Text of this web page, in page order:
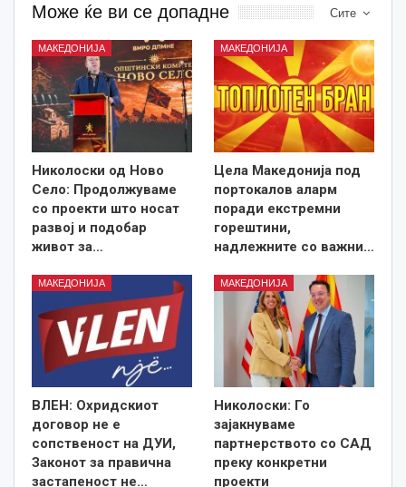
Сите
Може ќе ви се допадне
МАКЕДОНИЈА
Николоски од Ново
Село: Продолжуваме
со проекти што носат
развој и подобар
живот за…
МАКЕДОНИЈА
Цела Македонија под
портокалов аларм
поради екстремни
горештини,
надлежните со важни…
МАКЕДОНИЈА
ВЛЕН: Охридскиот
договор не е
сопственост на ДУИ,
Законот за правична
застапеност не…
МАКЕДОНИЈА
Николоски: Го
зајакнуваме
партнерството со САД
преку конкретни
проекти